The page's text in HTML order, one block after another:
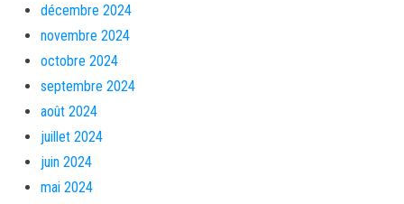
décembre 2024
novembre 2024
octobre 2024
septembre 2024
août 2024
juillet 2024
juin 2024
mai 2024